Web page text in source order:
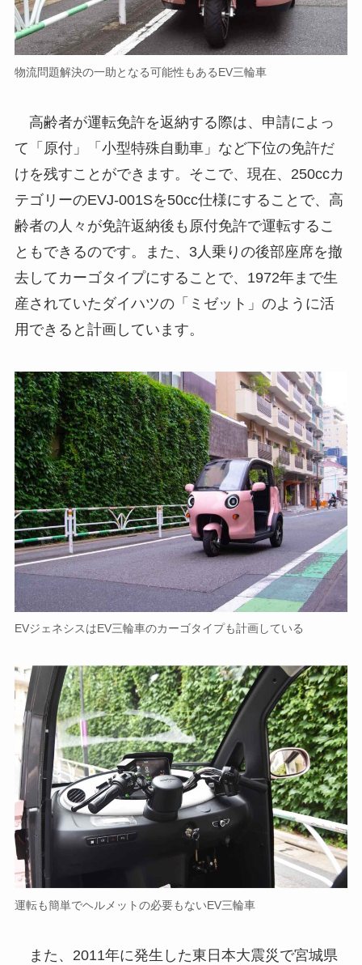
物流問題解決の一助となる可能性もあるEV三輪車
高齢者が運転免許を返納する際は、申請によっ
て「原付」「小型特殊自動車」など下位の免許だ
けを残すことができます。そこで、現在、250ccカ
テゴリーのEVJ-001Sを50cc仕様にすることで、高
齢者の人々が免許返納後も原付免許で運転するこ
ともできるのです。また、3人乗りの後部座席を撤
去してカーゴタイプにすることで、1972年まで生
産されていたダイハツの「ミゼット」のように活
用できると計画しています。
EVジェネシスはEV三輪車のカーゴタイプも計画している
運転も簡単でヘルメットの必要もないEV三輪車
また、2011年に発生した東日本大震災で宮城県